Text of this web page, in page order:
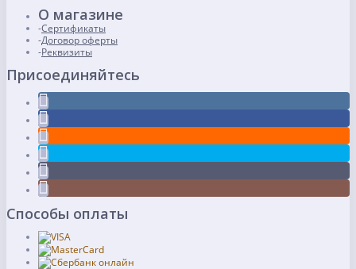
О магазине
Сертификаты
Договор оферты
Реквизиты
Присоединяйтесь
Способы оплаты